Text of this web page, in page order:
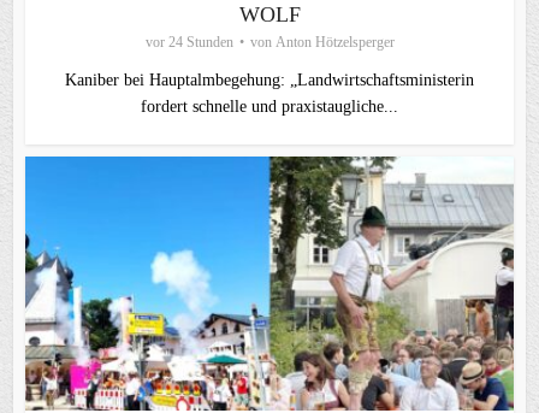
WOLF
vor 24 Stunden von Anton Hötzelsperger
Kaniber bei Hauptalmbegehung: „Landwirtschaftsministerin
fordert schnelle und praxistaugliche...